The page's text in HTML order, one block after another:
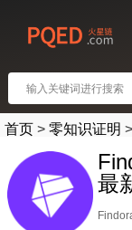
首页 > 零知识证明 >
最